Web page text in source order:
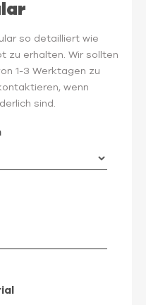
so detailliert wie
zu erhalten. Wir sollten
1-3 Werktagen zu
wenn
sind.